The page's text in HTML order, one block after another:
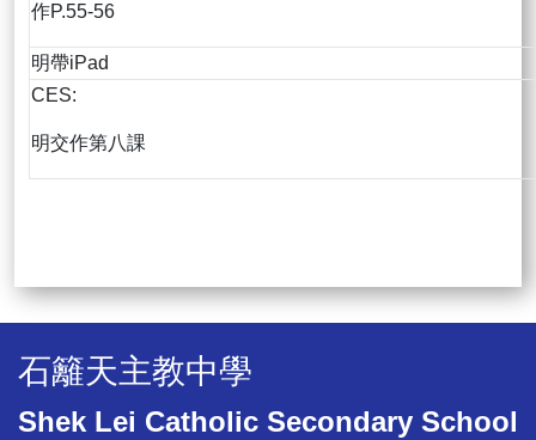
作P.55-56
明帶iPad
CES:
明交作第八課
石籬天主教中學
Shek Lei Catholic Secondary School